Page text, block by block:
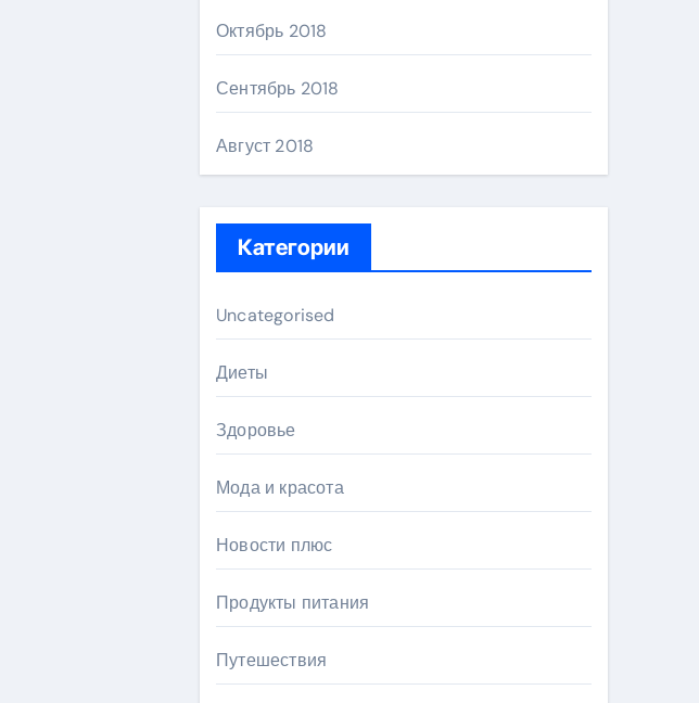
Октябрь 2018
Сентябрь 2018
Август 2018
Категории
Uncategorised
Диеты
Здоровье
Мода и красота
Новости плюс
Продукты питания
Путешествия